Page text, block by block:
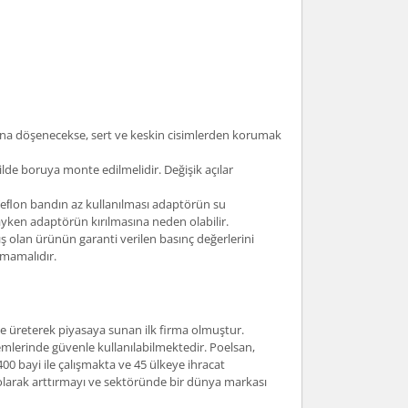
döşenecekse, sert ve keskin cisimlerden korumak
boruya monte edilmelidir. Değişik açılar
bandın az kullanılması adaptörün su
adaptörün kırılmasına neden olabilir.
olan ürünün garanti verilen basınç değerlerini
üreterek piyasaya sunan ilk firma olmuştur.
güvenle kullanılabilmektedir. Poelsan,
bayi ile çalışmakta ve 45 ülkeye ihracat
arttırmayı ve sektöründe bir dünya markası